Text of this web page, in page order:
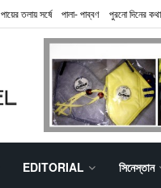
পায়ের তলায় সর্ষে পালা- পাব্বণ পুরনো দিনের কথা
EDITORIAL সিনেস্তান